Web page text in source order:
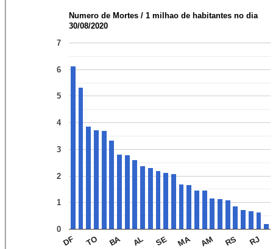
Numero de Mortes / 1 milhao de habitantes no dia
30/08/2020
DF TO BA AL SE MA AM RS RJ
0
1
2
3
4
5
6
7